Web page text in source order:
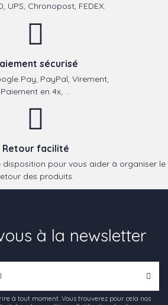
UPS, Chronopost, FEDEX.
sécurisé
Pay, PayPal, Virement,
Paiement en 4x, ...
Retour facilité
pour vous aider à organiser le
des produits.
à la newsletter
à tout moment. Vous trouverez pour cela nos